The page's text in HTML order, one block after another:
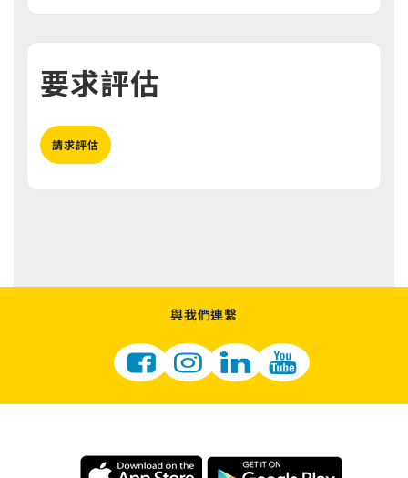
要求評估
請求評估
與我們連繫